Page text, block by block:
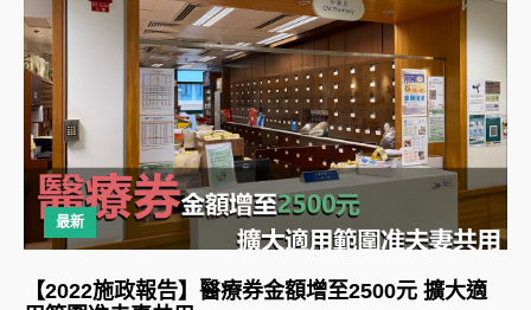
最新
【2022施政報告】醫療券金額增至2500元 擴大適